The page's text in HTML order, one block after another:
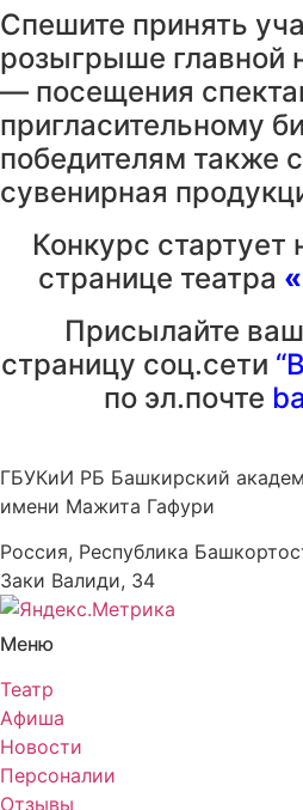
Спешите принять
розыгрыше главной
— посещения
пригласительному
победителям также
сувенирная
Конкурс стартует
странице театра
Присылайте
страницу соц.сети
по эл.почте
ГБУКиИ РБ Башкирский
имени Мажита Гафури
Россия, Республика
Заки Валиди, 34
Меню
Театр
Афиша
Новости
Персоналии
Отзывы